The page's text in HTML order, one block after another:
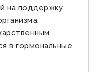
на поддержку
в гормональные